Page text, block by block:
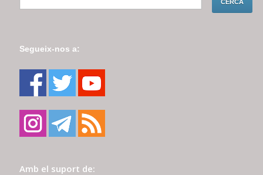
Segueix-nos a:
Amb el suport de: